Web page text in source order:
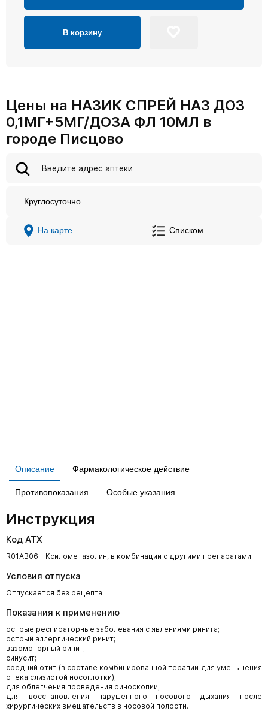
В корзину
Цены на НАЗИК СПРЕЙ НАЗ ДОЗ
0,1МГ+5МГ/ДОЗА ФЛ 10МЛ в
городе Писцово
Круглосуточно
На карте Списком
Описание Фармакологическое действие
Противопоказания Особые указания
Инструкция
Код АТХ
R01AB06 - Ксилометазолин, в комбинации с другими препаратами
Условия отпуска
Отпускается без рецепта
Показания к применению
острые респираторные заболевания с явлениями ринита;
острый аллергический ринит;
вазомоторный ринит;
синусит;
средний отит (в составе комбинированной терапии для уменьшения
отека слизистой носоглотки);
для облегчения проведения риноскопии;
для восстановления нарушенного носового дыхания после
хирургических вмешательств в носовой полости.